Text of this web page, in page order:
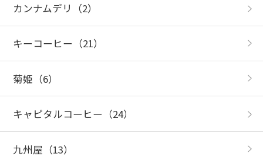
カンナムデリ （2）
キーコーヒー （21）
菊姫 （6）
キャピタルコーヒー （24）
九州屋 （13）